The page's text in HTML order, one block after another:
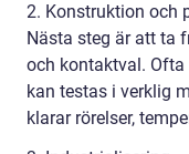
2. Konstruktion och
Nästa steg är att ta
och kontaktval. Ofta
kan testas i verklig
klarar rörelser,